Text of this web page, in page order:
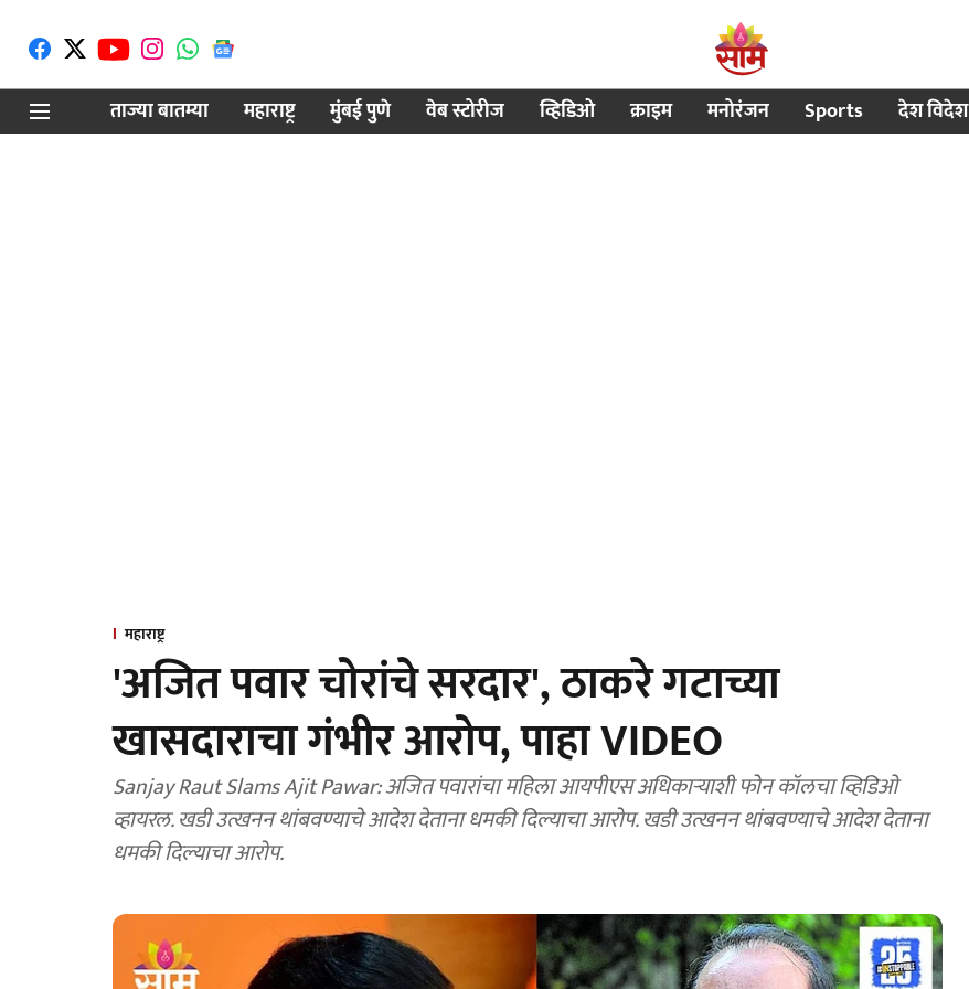
ताज्या बातम्या
महाराष्ट्र मुंबई पुणे वेब स्टोरीज व्हिडिओ क्राइम मनोरंजन Sports देश विदेश
महाराष्ट्र
'अजित पवार चोरांचे सरदार', ठाकरे गटाच्या
खासदाराचा गंभीर आरोप, पाहा VIDEO
Sanjay Raut Slams Ajit Pawar: अजित पवारांचा महिला आयपीएस अधिकाऱ्याशी फोन कॉलचा व्हिडिओ
व्हायरल. खडी उत्खनन थांबवण्याचे आदेश देताना धमकी दिल्याचा आरोप. खडी उत्खनन थांबवण्याचे आदेश देताना
धमकी दिल्याचा आरोप.